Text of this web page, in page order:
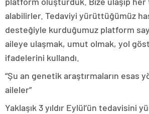
alabilirler. Tedaviyi yürüttüğümüz
desteğiyle kurduğumuz platform
aileye ulaşmak, umut olmak, yol
ifadelerini kullandı.
“Şu an genetik araştırmaların esas
aileler”
Yaklaşık 3 yıldır Eylül’ün tedavisini